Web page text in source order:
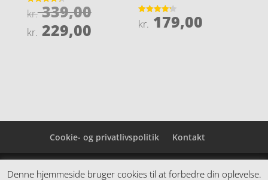
Vurderet
4.3
kr.339,00Den
oprindelige
kr. 229,00Den
Vurderet
4.2
kr. 179,00
Cookie- og privatlivspolitik Kontakt
Denne hjemmeside samler et bredt udvalg af
Denne hjemmeside bruger cookies til at forbedre din oplevelse.